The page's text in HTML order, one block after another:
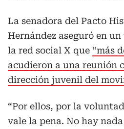
La senadora del Pacto
Hernández aseguró en
la red social X que “más
acudieron a una reunión
dirección juvenil del
“Por ellos, por la
vale la pena. No hay